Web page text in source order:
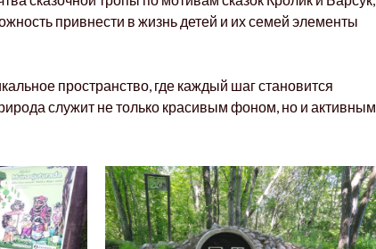
привнести в жизнь детей и их семей элементы
пространство, где каждый шаг становится
служит не только красивым фоном, но и активным